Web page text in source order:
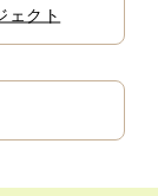
ェクト